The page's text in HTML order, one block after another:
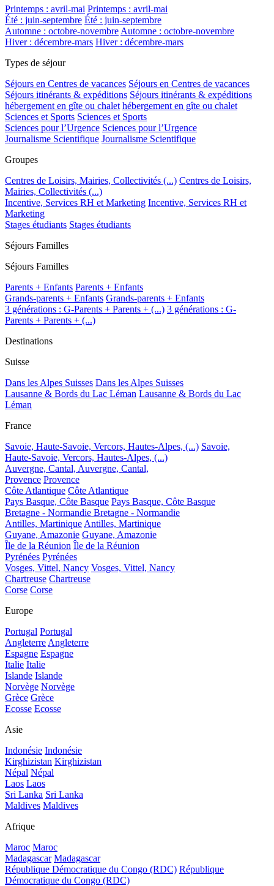
Printemps : avril-mai Printemps : avril-mai
Été : juin-septembre Été : juin-septembre
Automne : octobre-novembre Automne : octobre-novembre
Hiver : décembre-mars Hiver : décembre-mars
Types de séjour
Séjours en Centres de vacances Séjours en Centres de vacances
Séjours itinérants & expéditions Séjours itinérants & expéditions
hébergement en gîte ou chalet hébergement en gîte ou chalet
Sciences et Sports Sciences et Sports
Sciences pour l’Urgence Sciences pour l’Urgence
Journalisme Scientifique Journalisme Scientifique
Groupes
Centres de Loisirs, Mairies, Collectivités (...) Centres de Loisirs,
Mairies, Collectivités (...)
Incentive, Services RH et Marketing Incentive, Services RH et
Marketing
Stages étudiants Stages étudiants
Séjours Familles
Séjours Familles
Parents + Enfants Parents + Enfants
Grands-parents + Enfants Grands-parents + Enfants
3 générations : G-Parents + Parents + (...) 3 générations : G-
Parents + Parents + (...)
Destinations
Suisse
Dans les Alpes Suisses Dans les Alpes Suisses
Lausanne & Bords du Lac Léman Lausanne & Bords du Lac
Léman
France
Savoie, Haute-Savoie, Vercors, Hautes-Alpes, (...) Savoie,
Haute-Savoie, Vercors, Hautes-Alpes, (...)
Auvergne, Cantal, Auvergne, Cantal,
Provence Provence
Côte Atlantique Côte Atlantique
Pays Basque, Côte Basque Pays Basque, Côte Basque
Bretagne - Normandie Bretagne - Normandie
Antilles, Martinique Antilles, Martinique
Guyane, Amazonie Guyane, Amazonie
Île de la Réunion Île de la Réunion
Pyrénées Pyrénées
Vosges, Vittel, Nancy Vosges, Vittel, Nancy
Chartreuse Chartreuse
Corse Corse
Europe
Portugal Portugal
Angleterre Angleterre
Espagne Espagne
Italie Italie
Islande Islande
Norvège Norvège
Grèce Grèce
Ecosse Ecosse
Asie
Indonésie Indonésie
Kirghizistan Kirghizistan
Népal Népal
Laos Laos
Sri Lanka Sri Lanka
Maldives Maldives
Afrique
Maroc Maroc
Madagascar Madagascar
République Démocratique du Congo (RDC) République
Démocratique du Congo (RDC)